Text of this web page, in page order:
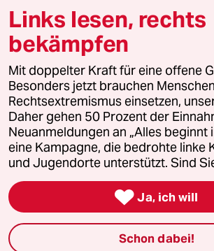
© 2026 taz Verlags und Vertriebs GmbH
Alle Rechte vorbehalten. Bei rechtlichen Fragen
wenden Sie sich bitte an
lizenzen@taz.de
Feedback Redaktionsstatut
Leitlinie Informant Datenschutz
Seitenwende Einwilligungen widerrufen
Links lesen, rechts
bekämpfen
Mit doppelter Kraft für eine offene
Besonders jetzt brauchen
Rechtsextremismus einsetzen,
Daher gehen 50 Prozent der
Neuanmeldungen an „Alles beginnt
eine Kampagne, die bedrohte linke
und Jugendorte unterstützt. Sind
 Ja, ich will
Schon dabei!